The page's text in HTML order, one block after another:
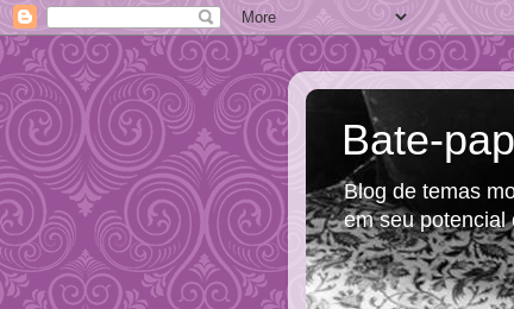
Bate-
Blog de temas
em seu potencial